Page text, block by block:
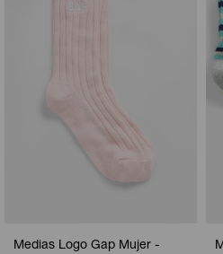
Medias Logo Gap Mujer -